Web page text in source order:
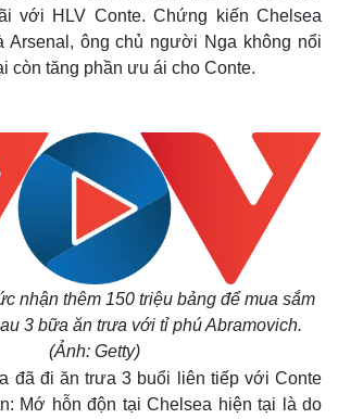
với HLV Conte. Chứng kiến Chelsea
Arsenal, ông chủ người Nga không nổi
còn tăng phần ưu ái cho Conte.
nhận thêm 150 triệu bảng để mua sắm
3 bữa ăn trưa với tỉ phú Abramovich.
(Ảnh: Getty)
đã đi ăn trưa 3 buổi liên tiếp với Conte
Mớ hỗn độn tại Chelsea hiện tại là do